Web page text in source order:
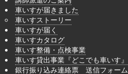
車いすが届きました
車いすストーリー
車いすが届く
車いすカタログ
車いす整備・点検事業
車いす貸出事業『どこでも車いす』
銀行振り込み連絡票 送信フォーム